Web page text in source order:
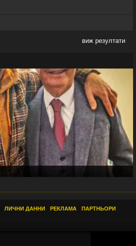
виж резултати
ЛИЧНИ ДАННИ РЕКЛАМА ПАРТНЬОРИ